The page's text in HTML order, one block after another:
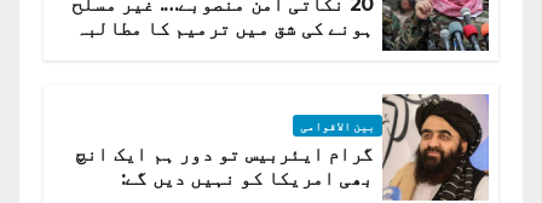
ہونے کی شق میں ترمیم کا مطالبہ
بین الاقوامی
گرام ایئربیس تو دور ہم ایک انچ
بھی امریکا کو نہیں دیں گے: